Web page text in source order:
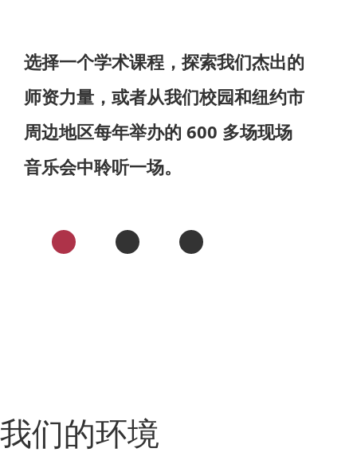
选择一个学术课程，探索我们杰出的
师资力量，或者从我们校园和纽约市
周边地区每年举办的 600 多场现场
音乐会中聆听一场。
我们的环境